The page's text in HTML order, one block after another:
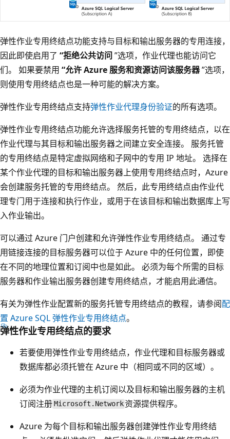
弹性作业专用终结点功能支持与目标和输出服务器的专用连接，
因此即使启用了 “拒绝公共访问 ”选项，作业代理也能访问它
们。 如果要禁用 “允许 Azure 服务和资源访问该服务器”选项，
则使用专用终结点也是一种可能的解决方案。
弹性作业专用终结点支持弹性作业代理身份验证的所有选项。
弹性作业专用终结点功能允许选择服务托管的专用终结点，以在
作业代理与其目标和输出服务器之间建立安全连接。 服务托管
的专用终结点是特定虚拟网络和子网中的专用 IP 地址。 选择在
某个作业代理的目标和输出服务器上使用专用终结点时，Azure
会创建服务托管的专用终结点。 然后，此专用终结点由作业代
理专门用于连接和执行作业，或用于在该目标和输出数据库上写
入作业输出。
可以通过 Azure 门户创建和允许弹性作业专用终结点。 通过专
用链接连接的目标服务器可以位于 Azure 中的任何位置，即使
在不同的地理位置和订阅中也是如此。 必须为每个所需的目标
服务器和作业输出服务器创建专用终结点，才能启用此通信。
有关为弹性作业配置新的服务托管专用终结点的教程，请参阅配
置 Azure SQL 弹性作业专用终结点。
弹性作业专用终结点的要求
若要使用弹性作业专用终结点，作业代理和目标服务器或
数据库都必须托管在 Azure 中（相同或不同的区域）。
必须为作业代理的主机订阅以及目标和输出服务器的主机
订阅注册 Microsoft.Network 资源提供程序。
Azure 为每个目标和输出服务器创建弹性作业专用终结